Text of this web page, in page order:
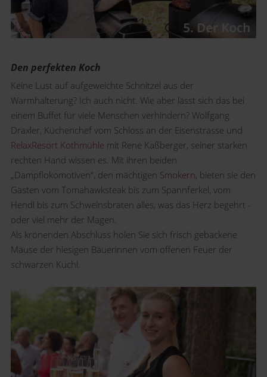
Den perfekten Koch
Keine Lust auf aufgeweichte Schnitzel aus der
Warmhalterung? Ich auch nicht. Wie aber lässt sich das bei
einem Buffet für viele Menschen verhindern? Wolfgang
Draxler, Küchenchef vom Schloss an der Eisenstrasse und
RelaxResort Kothmühle mit Rene Kaßberger, seiner starken
rechten Hand wissen es. Mit ihren beiden
„Dampflokomotiven“, den mächtigen Smokern, bieten sie den
Gästen vom Tomahawksteak bis zum Spannferkel, vom
Hendl bis zum Schweinsbraten alles, was das Herz begehrt -
oder viel mehr der Magen.
Als krönenden Abschluss holen Sie sich frisch gebackene
Mäuse der hiesigen Bäuerinnen vom offenen Feuer der
schwarzen Kuchl.